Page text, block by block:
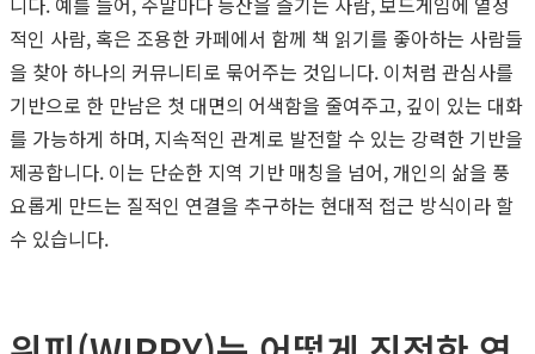
적인 사람, 혹은 조용한 카페에서 함께 책 읽기를 좋아하는 사람들
을 찾아 하나의 커뮤니티로 묶어주는 것입니다. 이처럼 관심사를
기반으로 한 만남은 첫 대면의 어색함을 줄여주고, 깊이 있는 대화
를 가능하게 하며, 지속적인 관계로 발전할 수 있는 강력한 기반을
제공합니다. 이는 단순한 지역 기반 매칭을 넘어, 개인의 삶을 풍
요롭게 만드는 질적인 연결을 추구하는 현대적 접근 방식이라 할
수 있습니다.